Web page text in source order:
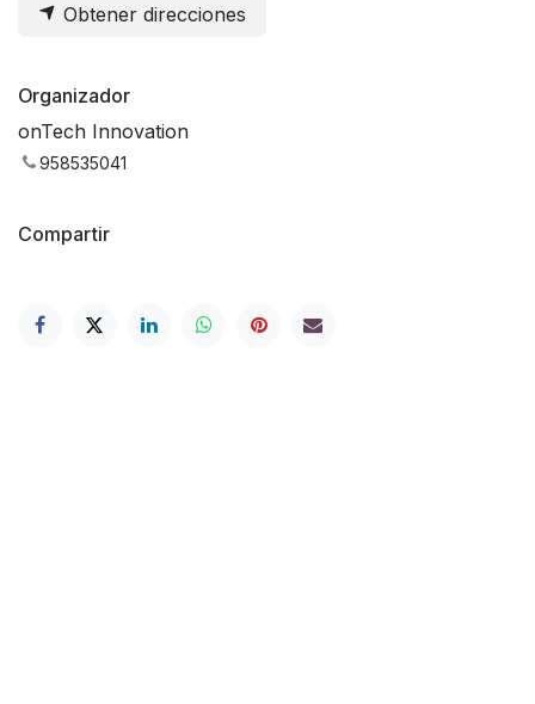
Obtener direcciones
Organizador
onTech Innovation
958535041
Compartir